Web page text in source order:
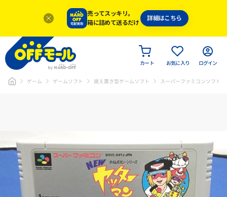
売ってスッキリ。
箱に詰めて送るだけ
詳細はこちら
カート お気に入り ログイン
ゲーム ゲームソフト 据え置き型ゲームソフト スーパーファミコンソフト